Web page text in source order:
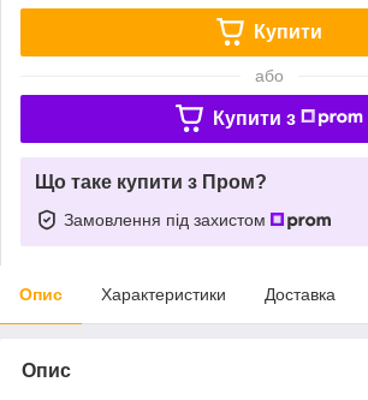
Купити
або
Купити з
Що таке купити з Пром?
Замовлення під захистом
Опис Характеристики Доставка
Опис